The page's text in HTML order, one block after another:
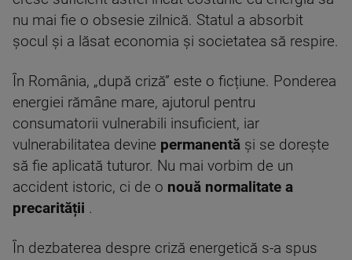
nu mai fie o obsesie zilnică. Statul a absorbit
șocul și a lăsat economia și societatea să respire.
În România, „după criză” este o ficțiune. Ponderea
energiei rămâne mare, ajutorul pentru
consumatorii vulnerabili insuficient, iar
vulnerabilitatea devine permanentă și se dorește
să fie aplicată tuturor. Nu mai vorbim de un
accident istoric, ci de o nouă normalitate a
precarității .
În dezbaterea despre criză energetică s-a spus